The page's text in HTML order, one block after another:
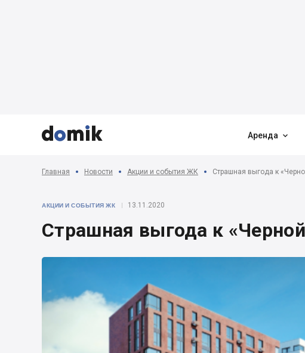


 Аренда 
Главная Новости Акции и события ЖК Страшная выгода к
АКЦИИ И СОБЫТИЯ ЖК 13.11.2020
Страшная выгода к